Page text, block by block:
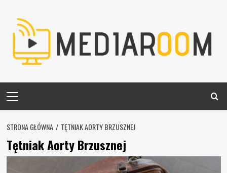
content
Menu
STRONA GŁÓWNA TĘTNIAK AORTY BRZUSZNEJ
Tętniak Aorty Brzusznej